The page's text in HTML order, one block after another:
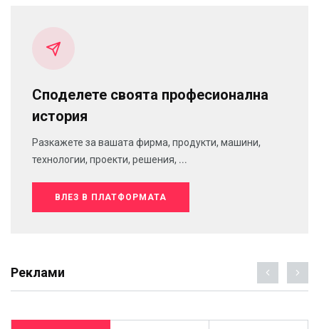
Споделете своята професионална
история
Разкажете за вашата фирма, продукти, машини,
технологии, проекти, решения, ...
ВЛЕЗ В ПЛАТФОРМАТА
Реклами